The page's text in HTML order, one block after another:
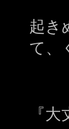
起き
て、
『